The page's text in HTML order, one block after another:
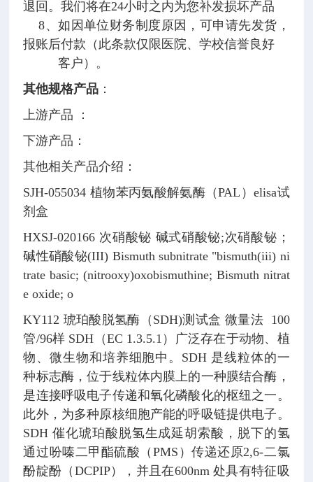
退回。我们将在24小时之内为您补发损坏产品
8、如因单位财务制度原因，可申请先发货，
报账后付款（此条款仅限医院、学校信誉良好
客户）。
其他规格产品 ：
上游产品 ：
下游产品：
其他相关产品介绍：
SJH-055034 植物苯丙氨酸解氨酶（PAL）elisa试
剂盒
HXSJ-020166 次硝酸铋 碱式硝酸铋;次硝酸铋；
碱性硝酸铋(III) Bismuth subnitrate "bismuth(iii) ni
trate basic; (nitrooxy)oxobismuthine; Bismuth nitrat
e oxide; o
KY112 琥珀酸脱氢酶（SDH)测试盒 微量法
100
管/96样 SDH（EC 1.3.5.1）广泛存在于动物、植
物、微生物和培养细胞中。SDH 是线粒体的一
种标志酶，位于线粒体内膜上的一种膜结合酶，
是连接呼吸电子传递和氧化磷酸化的枢纽之一。
此外，为多种原核细胞产能的呼吸链提供电子。
SDH 催化琥珀酸脱氢生成延胡索酸，脱下的氢
通过吩嗪二甲酯硫酸（PMS）传递还原2,6-二氯
酚靛酚（DCPIP），并且在600nm 处具有特征吸